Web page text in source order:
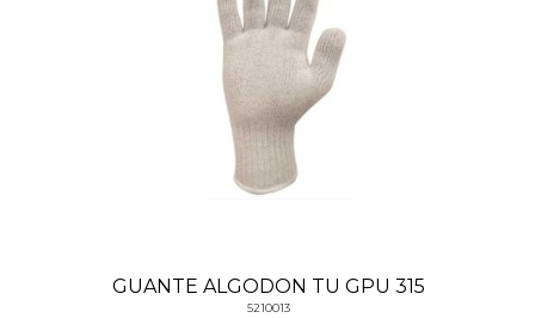
GUANTE ALGODON TU GPU 315
5210013